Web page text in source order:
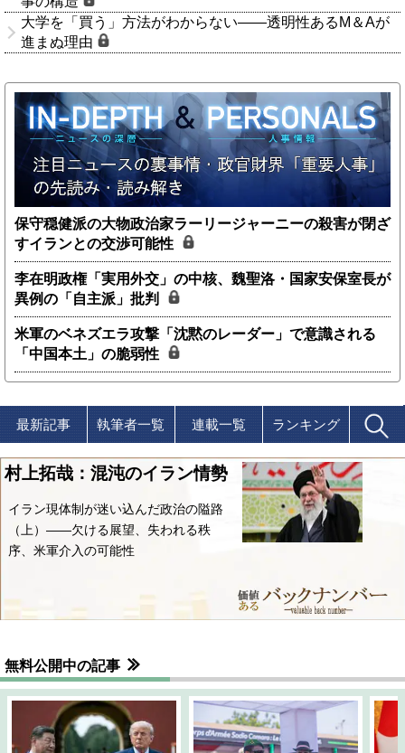
大学を「買う」方法がわからない――透明性あるM＆Aが
進まぬ理由
保守穏健派の大物政治家ラーリージャーニーの殺害が閉ざ
すイランとの交渉可能性
李在明政権「実用外交」の中核、魏聖洛・国家安保室長が
異例の「自主派」批判
米軍のベネズエラ攻撃「沈黙のレーダー」で意識される
「中国本土」の脆弱性
最新記事 執筆者一覧 連載一覧 ランキング
村上拓哉：混沌のイラン情勢
イラン現体制が迷い込んだ政治の隘路
（上）――欠ける展望、失われる秩
序、米軍介入の可能性
無料公開中の記事